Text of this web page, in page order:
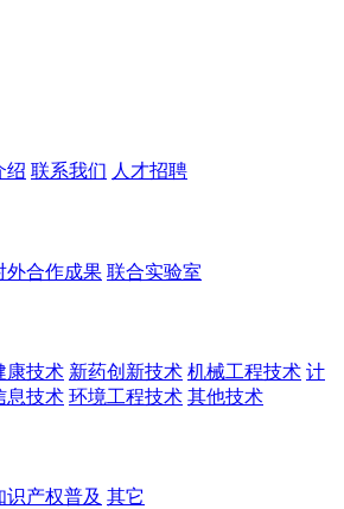
绍 联系我们 人才招聘
外合作成果 联合实验室
康技术 新药创新技术 机械工程技术 计
息技术 环境工程技术 其他技术
识产权普及 其它